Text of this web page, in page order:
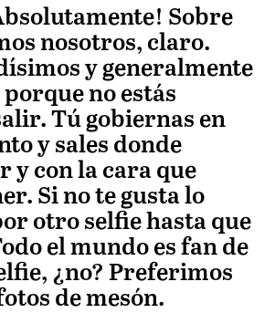
Sobre
nosotros, claro.
y generalmente
porque no estás
Tú gobiernas en
y sales donde
y con la cara que
Si no te gusta lo
otro selfie hasta que
el mundo es fan de
¿no? Preferimos
de mesón.